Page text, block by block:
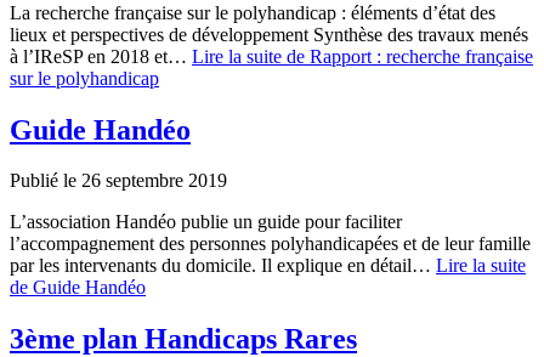
La recherche française sur le polyhandicap : éléments d’état des
lieux et perspectives de développement Synthèse des travaux menés
à l’IReSP en 2018 et… Lire la suite de Rapport : recherche française
sur le polyhandicap
Guide Handéo
Publié le 26 septembre 2019
L’association Handéo publie un guide pour faciliter
l’accompagnement des personnes polyhandicapées et de leur famille
par les intervenants du domicile. Il explique en détail… Lire la suite
de Guide Handéo
3ème plan Handicaps Rares